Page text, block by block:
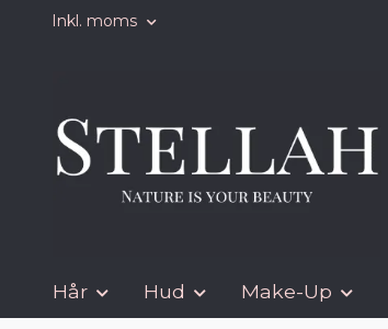
Inkl. moms
Hår Hud Make-Up